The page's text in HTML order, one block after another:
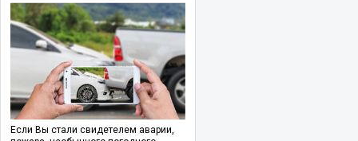
Если Вы стали свидетелем аварии,